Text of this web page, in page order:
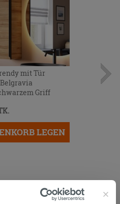
mit Tür
Griff
LEGEN